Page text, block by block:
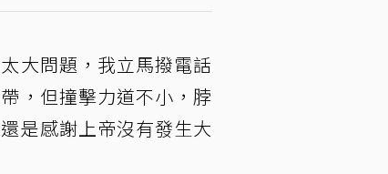
大問題，我立馬撥電話
，但撞擊力道不小，脖
是感謝上帝沒有發生大